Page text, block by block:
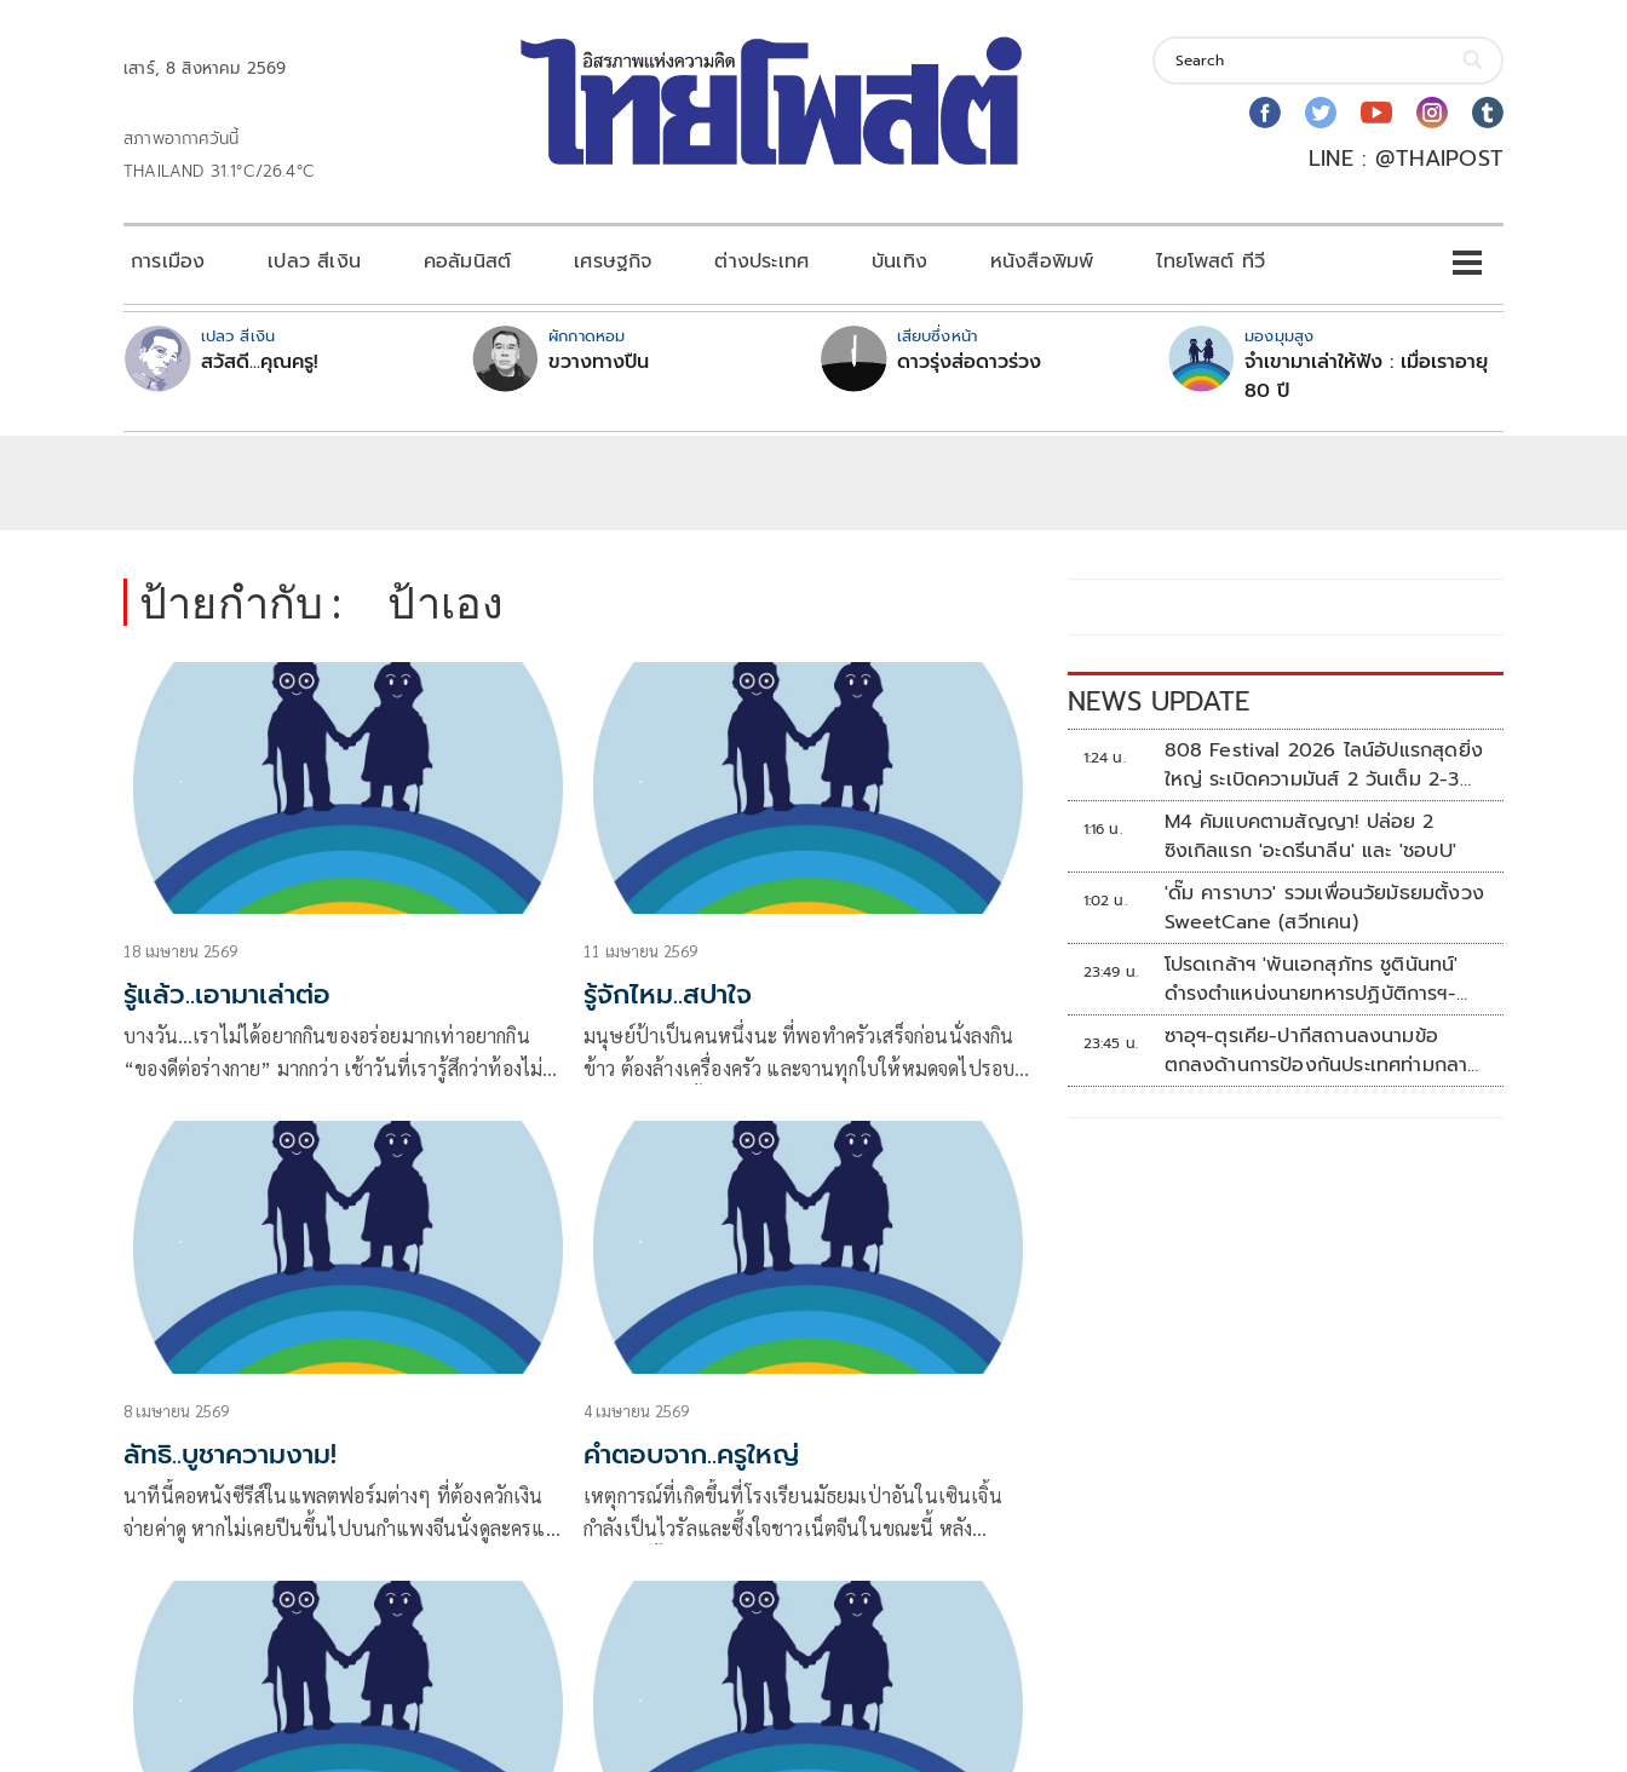
เสาร์, 8 สิงหาคม 2569
สภาพอากาศวันนี้
THAILAND 31.1°C/26.4°C
LINE : @THAIPOST
การเมือง เปลว สีเงิน คอลัมนิสต์ เศรษฐกิจ ต่างประเทศ บันเทิง หนังสือพิมพ์ ไทยโพสต์ ทีวี
เปลว สีเงิน
สวัสดี...คุณครู!
ผักกาดหอม
ขวางทางปืน
เสียบซึ่งหน้า
ดาวรุ่งส่อดาวร่วง
มองมุมสูง
จำเขามาเล่าให้ฟัง : เมื่อเราอายุ
80 ปี
ป้ายกำกับ : ป้าเอง
18 เมษายน 2569
รู้แล้ว..เอามาเล่าต่อ
บางวัน…เราไม่ได้อยากกินของอร่อยมากเท่าอยากกิน
“ของดีต่อร่างกาย” มากกว่า เช้าวันที่เรารู้สึกว่าท้องไม่
เครื่องดื่มอุ่นๆ สักแก้วอาจเป็นคำตอบที่ดีที่สุด และถ้า
เครื่องดื่มแก้วนั้นทำจาก “ถั่วลูกไก่” ที่หลายคนรู้จักในชื่อ
ถั่วชิกพี ก็ยิ่งน่าสนใจขึ้นไปอีก
11 เมษายน 2569
รู้จักไหม..สปาใจ
มนุษย์ป้าเป็นคนหนึ่งนะ ที่พอทำครัวเสร็จก่อนนั่งลงกิน
ข้าว ต้องล้างเครื่องครัว และจานทุกใบให้หมดจดไปรอบ
ทันที ก่อนที่จะทำอะไรอย่างอื่นต่อไป
8 เมษายน 2569
ลัทธิ..บูชาความงาม!
นาทีนี้คอหนังซีรีส์ในแพลตฟอร์มต่างๆ ที่ต้องควักเงิน
จ่ายค่าดู หากไม่เคยปีนขึ้นไปบนกำแพงจีนนั่งดูละครแนว
หรือก็น่าจะอายุไม่ถึงเกณฑ์ที่เรียกว่า วัยเกษียณ
4 เมษายน 2569
คำตอบจาก..ครูใหญ่
เหตุการณ์ที่เกิดขึ้นที่โรงเรียนมัธยมเป่าอันในเซินเจิ้น
กำลังเป็นไวรัลและซึ้งใจชาวเน็ตจีนในขณะนี้ หลัง
มหาวิทยาลัย (เกาเข่า) เขียนจดหมายร้องเรียนขอให้
โรงเรียน “รื้อรังนก” เพราะเสียงนกร้องรบกวนสมาธิ แต่
คำตอบของครูใหญ่นั้นกลับกลายเป็นบทเรียนชีวิตที่ล้ำค่า
NEWS UPDATE
1:24 น.
808 Festival 2026 ไลน์อัปแรกสุดยิ่ง
ใหญ่ ระเบิดความมันส์ 2 วันเต็ม 2-3
ต.ค.นี้
1:16 น.
M4 คัมแบคตามสัญญา! ปล่อย 2
ซิงเกิลแรก 'อะดรีนาลีน' และ 'ชอบU'
1:02 น.
'ดั๊ม คาราบาว' รวมเพื่อนวัยมัธยมตั้งวง
SweetCane (สวีทเคน)
23:49 น.
โปรดเกล้าฯ 'พันเอกสุภัทร ชูตินันทน์'
ดำรงตำแหน่งนายทหารปฏิบัติการฯ-
พระราชทานยศ 'พลตรี'
23:45 น.
ซาอุฯ-ตุรเคีย-ปากีสถานลงนามข้อ
ตกลงด้านการป้องกันประเทศท่ามกลาง
สงครามในภูมิภาค